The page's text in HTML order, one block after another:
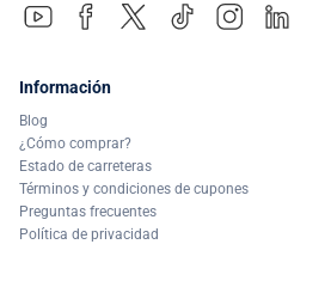
Información
Blog
¿Cómo comprar?
Estado de carreteras
Términos y condiciones de cupones
Preguntas frecuentes
Política de privacidad